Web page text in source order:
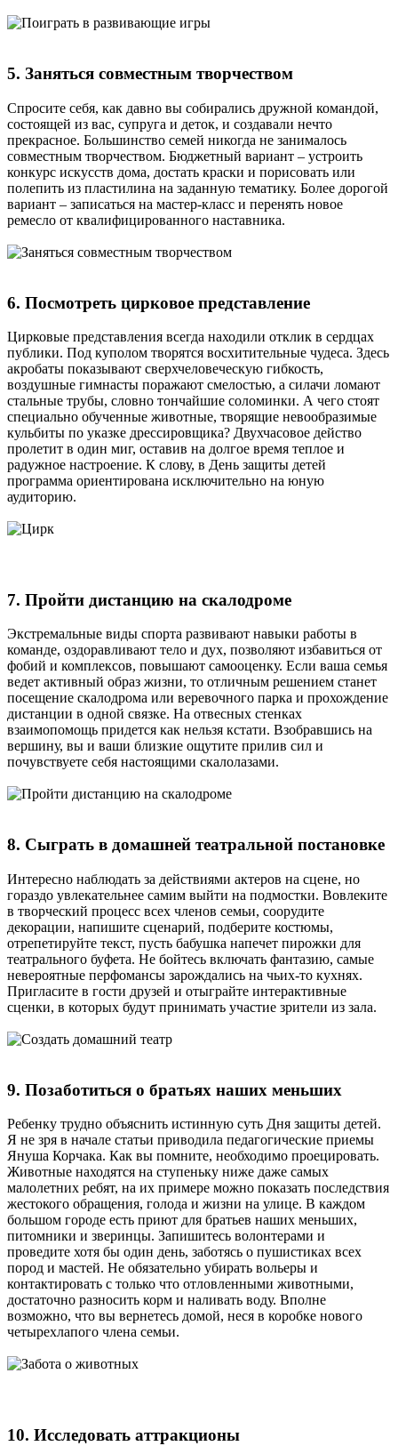
5. Заняться совместным творчеством
Спросите себя, как давно вы собирались дружной командой,
состоящей из вас, супруга и деток, и создавали нечто
прекрасное. Большинство семей никогда не занималось
совместным творчеством. Бюджетный вариант – устроить
конкурс искусств дома, достать краски и порисовать или
полепить из пластилина на заданную тематику. Более дорогой
вариант – записаться на мастер-класс и перенять новое
ремесло от квалифицированного наставника.
6. Посмотреть цирковое представление
Цирковые представления всегда находили отклик в сердцах
публики. Под куполом творятся восхитительные чудеса. Здесь
акробаты показывают сверхчеловеческую гибкость,
воздушные гимнасты поражают смелостью, а силачи ломают
стальные трубы, словно тончайшие соломинки. А чего стоят
специально обученные животные, творящие невообразимые
кульбиты по указке дрессировщика? Двухчасовое действо
пролетит в один миг, оставив на долгое время теплое и
радужное настроение. К слову, в День защиты детей
программа ориентирована исключительно на юную
аудиторию.
7. Пройти дистанцию на скалодроме
Экстремальные виды спорта развивают навыки работы в
команде, оздоравливают тело и дух, позволяют избавиться от
фобий и комплексов, повышают самооценку. Если ваша семья
ведет активный образ жизни, то отличным решением станет
посещение скалодрома или веревочного парка и прохождение
дистанции в одной связке. На отвесных стенках
взаимопомощь придется как нельзя кстати. Взобравшись на
вершину, вы и ваши близкие ощутите прилив сил и
почувствуете себя настоящими скалолазами.
8. Сыграть в домашней театральной постановке
Интересно наблюдать за действиями актеров на сцене, но
гораздо увлекательнее самим выйти на подмостки. Вовлеките
в творческий процесс всех членов семьи, соорудите
декорации, напишите сценарий, подберите костюмы,
отрепетируйте текст, пусть бабушка напечет пирожки для
театрального буфета. Не бойтесь включать фантазию, самые
невероятные перфомансы зарождались на чьих-то кухнях.
Пригласите в гости друзей и отыграйте интерактивные
сценки, в которых будут принимать участие зрители из зала.
9. Позаботиться о братьях наших меньших
Ребенку трудно объяснить истинную суть Дня защиты детей.
Я не зря в начале статьи приводила педагогические приемы
Януша Корчака. Как вы помните, необходимо проецировать.
Животные находятся на ступеньку ниже даже самых
малолетних ребят, на их примере можно показать последствия
жестокого обращения, голода и жизни на улице. В каждом
большом городе есть приют для братьев наших меньших,
питомники и зверинцы. Запишитесь волонтерами и
проведите хотя бы один день, заботясь о пушистиках всех
пород и мастей. Не обязательно убирать вольеры и
контактировать с только что отловленными животными,
достаточно разносить корм и наливать воду. Вполне
возможно, что вы вернетесь домой, неся в коробке нового
четырехлапого члена семьи.
10. Исследовать аттракционы